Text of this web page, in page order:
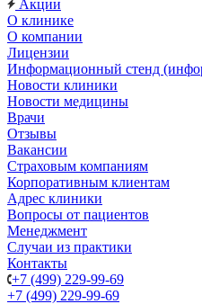
Акции
О клинике
О компании
Лицензии
Информационный стенд
Новости клиники
Новости медицины
Врачи
Отзывы
Вакансии
Страховым компаниям
Корпоративным клиентам
Адрес клиники
Вопросы от пациентов
Менеджмент
Случаи из практики
Контакты
+7 (499) 229-99-69
+7 (499) 229-99-69